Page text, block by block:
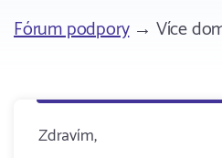
Fórum podpory→ Více
Zdravím,